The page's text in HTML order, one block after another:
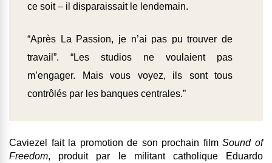
ce soit – il disparaissait le lendemain.
“Après La Passion, je n’ai pas pu trouver de
travail”. “Les studios ne voulaient pas
m’engager. Mais vous voyez, ils sont tous
contrôlés par les banques centrales.”
Caviezel fait la promotion de son prochain filmSound of
Freedom, produit par le militant catholique Eduardo